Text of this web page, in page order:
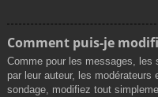
Comment puis-je
Comme pour les messages, les
par leur auteur, les
sondage, modifiez tout